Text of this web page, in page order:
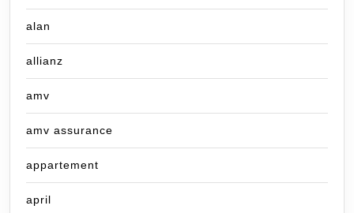
alan
allianz
amv
amv assurance
appartement
april